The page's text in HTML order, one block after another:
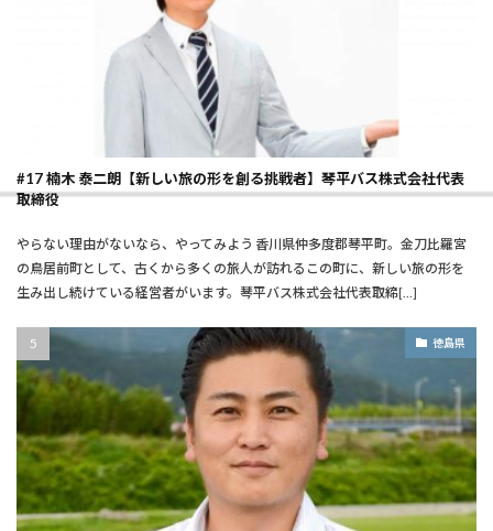
#17 楠木 泰二朗【新しい旅の形を創る挑戦者】琴平バス株式会社代表
取締役
やらない理由がないなら、やってみよう ――香川県仲多度郡琴平町。金刀比羅宮
の鳥居前町として、古くから多くの旅人が訪れるこの町に、新しい旅の形を
生み出し続けている経営者がいます。琴平バス株式会社代表取締[…]
徳島県